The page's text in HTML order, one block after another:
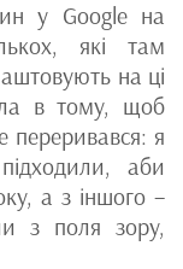
у Google на
які там
на ці
в тому, щоб
переривався: я
аби
а з іншого –
з поля зору,